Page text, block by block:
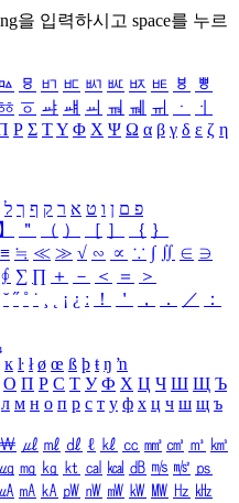
을 입력하시고 space를 누르
ㅰ ㅱ ㅲ ㅳ ㅴ ㅵ ㅶ ㅷ ㅸ
ㅹ
ㆆ ㆇ ㆈ ㆉ ㆊ ㆋ ㆌ ㆍ
ㆎ
Ρ Σ ΤΥ Φ Χ Ψ Ω α β γ δ ε ζ η
פ ם ן ו ט א ר ק ף ך ל
】 ＂ （ ） ［ ］ ｛ ｝
≡ ≒ ≪ ≫ √ ∽ ∝ ∵ ∫ ∬ ∈ ∋
∮ ∑ ∏ ＋ － ＜ ＝
＞
˘ ˝ ˚ ˙ ¸ ¡ ¿ ː ！ ＇ ， ． ／
：
ĸ ŀ ł ø œ ß þ ŧ ŋ ŉ
О П Р С Т У Ф Х Ц Ч Ш Щ Ъ
л м н о п р с т у ф х ц ч ш щ ъ
￦ ㎕ ㎖ ㎗ ℓ ㎘ ㏄ ㎣ ㎤ ㎥ ㎦
㎍ ㎎ ㎏ ㏏ ㎈ ㎉ ㏈ ㎧ ㎨ ㎰
㎃ ㎄ ㎺ ㎻ ㎽ ㎾ ㎿ ㎐ ㎑